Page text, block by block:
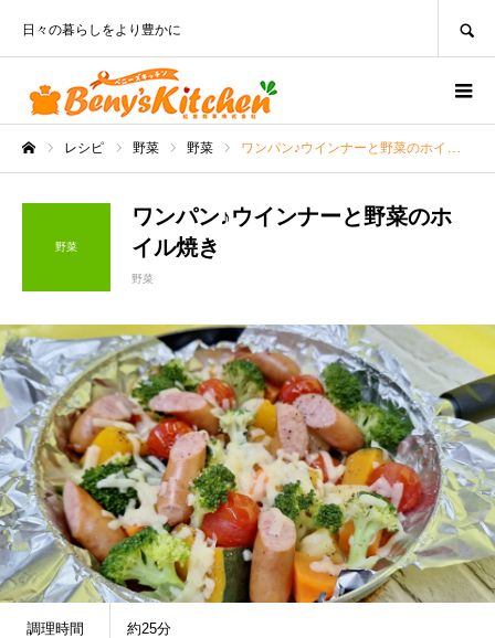
日々の暮らしをより豊かに
レシピ 野菜 野菜 ワンパン♪ウインナーと野菜のホイル焼き
野菜
ワンパン♪ウインナーと野菜のホ
イル焼き
野菜
調理時間 約25分